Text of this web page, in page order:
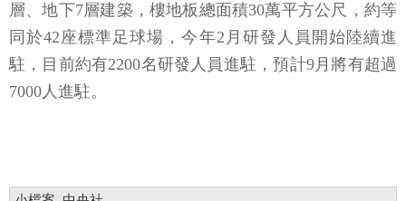
層、地下7層建築，樓地板總面積30萬平方公尺，約等
同於42座標準足球場，今年2月研發人員開始陸續進
駐，目前約有2200名研發人員進駐，預計9月將有超過
7000人進駐。